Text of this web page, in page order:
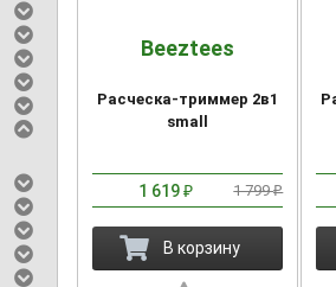
Beeztees
Расческа-триммер 2в1
small
1 619₽ 1 799₽
В корзину